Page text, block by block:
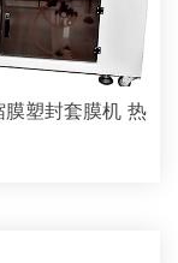
塑封套膜机 热